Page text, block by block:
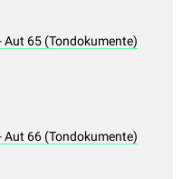
Aut 65 (Tondokumente)
Aut 66 (Tondokumente)